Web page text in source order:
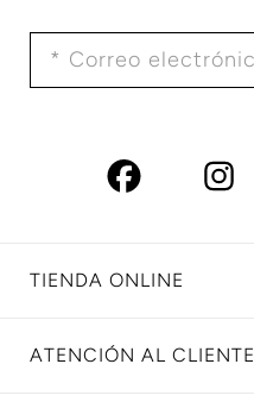
TIENDA ONLINE
ATENCIÓN AL CLIENTE